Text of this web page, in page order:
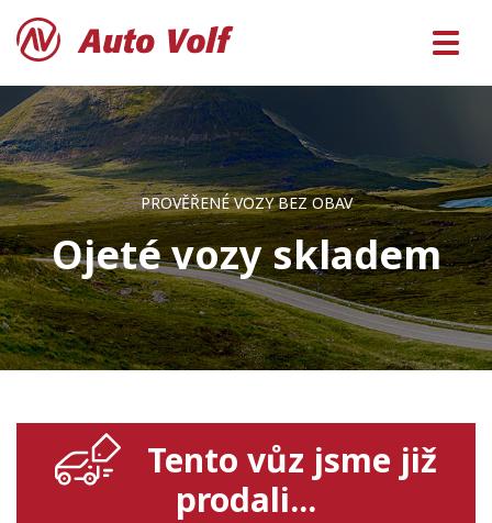
PROVĚŘENÉ VOZY BEZ OBAV
Ojeté vozy skladem
Tento vůz jsme již
prodali...